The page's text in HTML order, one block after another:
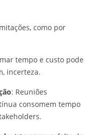
como por
tempo e custo pode
incerteza.
: Reuniões
consomem tempo